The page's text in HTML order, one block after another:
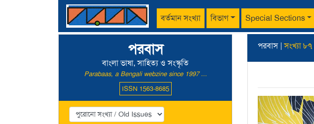
বর্তমান সংখ্যা বিভাগ Special Sections
পরবাস
বাংলা ভাষা, সাহিত্য ও সংস্কৃতি
Parabaas, a Bengali webzine since 1997 ...
ISSN 1563-8685
পরবাস |সংখ্যা ৮৭